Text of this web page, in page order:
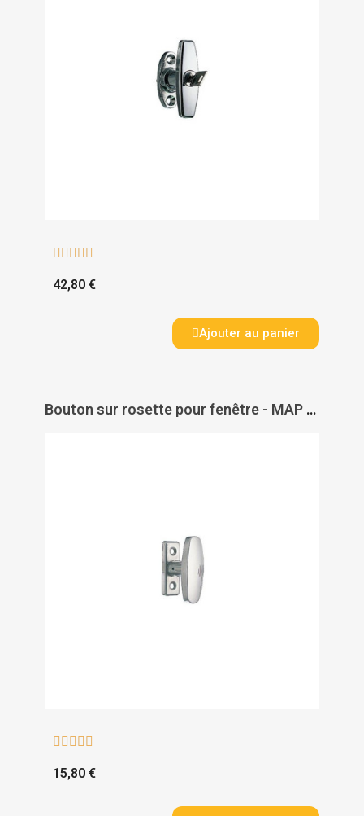
    
42,80 €
Ajouter au panier
Bouton sur rosette pour fenêtre - MAP INDUSTRIES
    
15,80 €